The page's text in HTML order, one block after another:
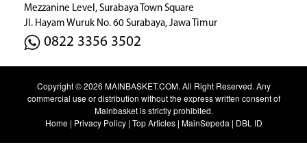
Mezzanine Level, Surabaya Town Square
Jl. Hayam Wuruk No. 60 Surabaya, Jawa Timur
0822 3356 3502
Copyright © 2026 MAINBASKET.COM. All Right Reserved. Any
commercial use or distribution without the express written consent of
Mainbasket is strictly prohibited.
Home| Privacy Policy| Top Articles| MainSepeda | DBL ID